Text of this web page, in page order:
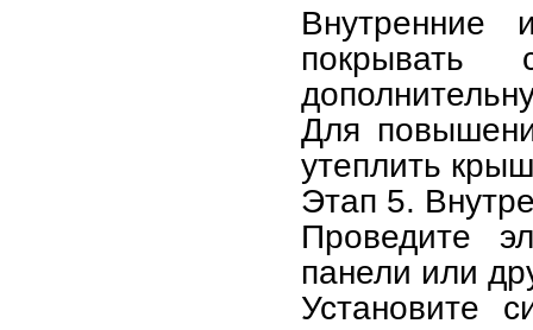
Внутренние
покрывать
Для
утеплить
Этап 5.
Проведите
панели или
Установите